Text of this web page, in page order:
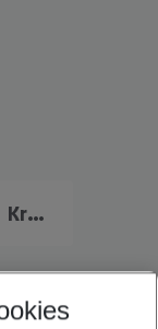
Kreta Last Minute